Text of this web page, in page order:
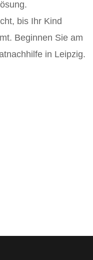
bis Ihr Kind
Beginnen Sie am
in Leipzig.